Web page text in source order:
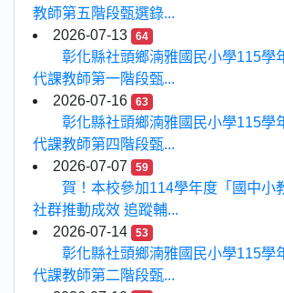
教師第五階段甄選錄...
2026-07-13
64
彰化縣社頭鄉湳雅國民小學115學
代課教師第一階段甄...
2026-07-16
63
彰化縣社頭鄉湳雅國民小學115學
代課教師第四階段甄...
2026-07-07
59
賀！本校參加114學年度「國中小
社群推動成效 追蹤輔...
2026-07-14
53
彰化縣社頭鄉湳雅國民小學115學
代課教師第二階段甄...